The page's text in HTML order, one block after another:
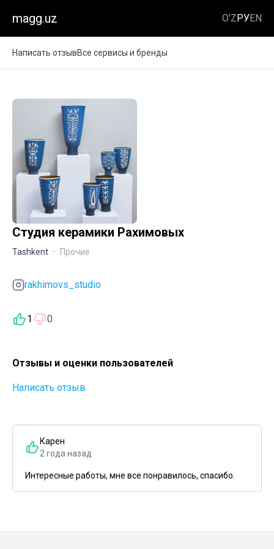
magg.uz O'ZРУEN
Написать отзывВсе сервисы и бренды
Студия керамики Рахимовых
Tashkent · Прочие
rakhimovs_studio
1 0
Отзывы и оценки пользователей
Написать отзыв
Карен
2 года назад
Интересные работы, мне все понравилось, спасибо.